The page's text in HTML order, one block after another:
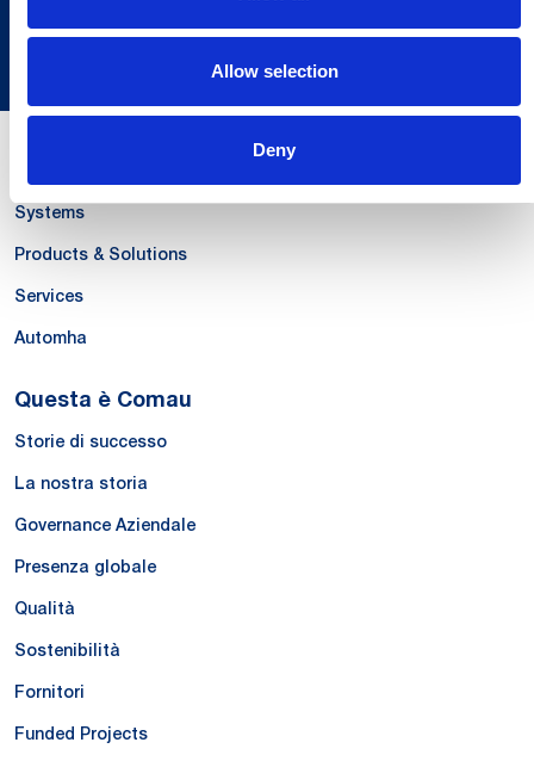
Allow selection
Deny
Discover our Global Presence
Systems
Products & Solutions
Services
Automha
Questa è Comau
Storie di successo
La nostra storia
Governance Aziendale
Presenza globale
Qualità
Sostenibilità
Fornitori
Funded Projects